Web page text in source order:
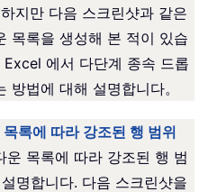
지만 다음 스크린샷과 같은
목록을 생성해 본 적이 있습
에서 다단계 종속 드롭
방법에 대해 설명합니다。
록에 따라 강조된 행 범위
운 목록에 따라 강조된 행 범
명합니다. 다음 스크린샷을